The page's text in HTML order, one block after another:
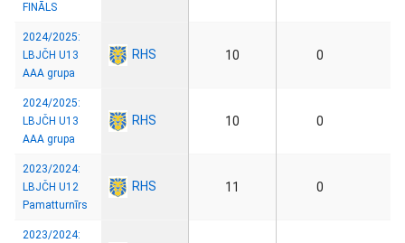
FINĀLS
2024/2025:
LBJČH U13
AAA grupa
RHS 10 0
2024/2025:
LBJČH U13
AAA grupa
RHS 10 0
2023/2024:
LBJČH U12
Pamatturnīrs
RHS 11 0
2023/2024: